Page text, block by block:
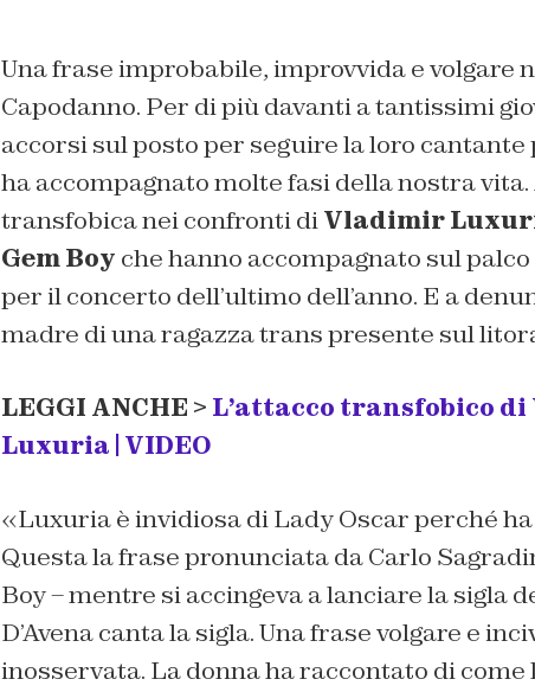
Una frase improbabile, improvvida e volgare
Capodanno. Per di più davanti a tantissimi
accorsi sul posto per seguire la loro
ha accompagnato molte fasi della nostra
transfobica nei confronti diVladimir
Gem Boy che hanno accompagnato sul
per il concerto dell’ultimo dell’anno. E a
madre di una ragazza trans presente sul
LEGGI ANCHE > L’attacco transfobico
Luxuria | VIDEO
«Luxuria è invidiosa di Lady Oscar perché
Questa la frase pronunciata da Carlo
Boy – mentre si accingeva a lanciare la sigla
D’Avena canta la sigla. Una frase volgare e
inosservata. La donna ha raccontato di